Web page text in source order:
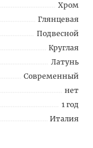
Хром
Глянцевая
Подвесной
Круглая
Латунь
Современный
нет
1 год
Италия